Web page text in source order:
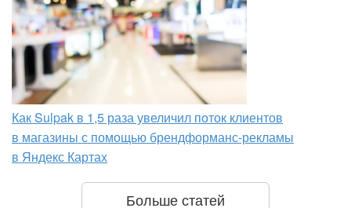
Как Sulpak в 1,5 раза увеличил поток клиентов
в магазины с помощью брендформанс-рекламы
в Яндекс Картах
Больше статей